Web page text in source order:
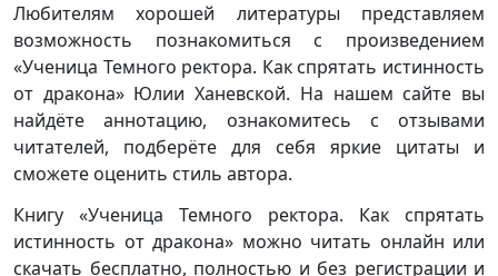
Любителям хорошей литературы представляем
возможность познакомиться с произведением
«Ученица Темного ректора. Как спрятать истинность
от дракона» Юлии Ханевской. На нашем сайте вы
найдёте аннотацию, ознакомитесь с отзывами
читателей, подберёте для себя яркие цитаты и
сможете оценить стиль автора.
Книгу «Ученица Темного ректора. Как спрятать
истинность от дракона» можно читать онлайн или
скачать бесплатно, полностью и без регистрации и